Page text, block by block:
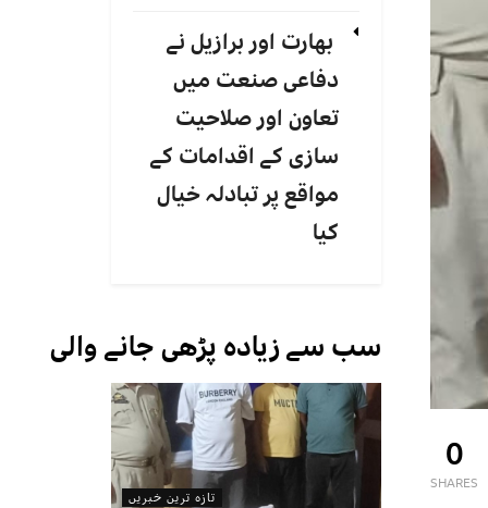
0
SHARES
بھارت اور برازیل نے
دفاعی صنعت میں
تعاون اور صلاحیت
سازی کے اقدامات کے
مواقع پر تبادلہ خیال
کیا
سب سے زیادہ پڑھی جانے والی
تازہ ترین خبریں